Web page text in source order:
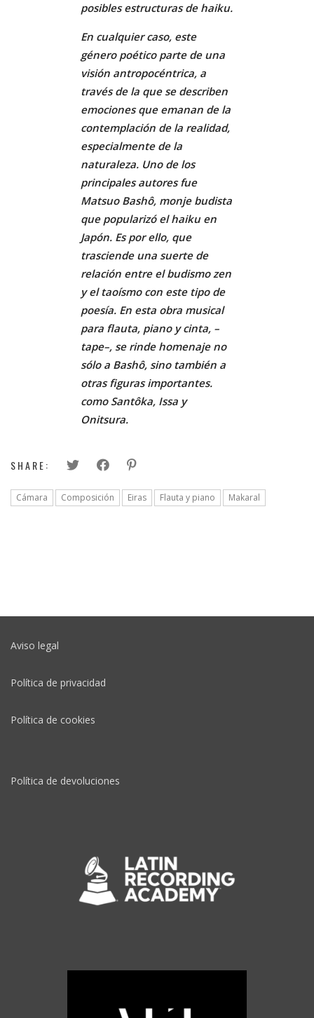
posibles estructuras de haiku.
En cualquier caso, este
género poético parte de una
visión antropocéntrica, a
través de la que se describen
emociones que emanan de la
contemplación de la realidad,
especialmente de la
naturaleza. Uno de los
principales autores fue
Matsuo Bashô, monje budista
que popularizó el haiku en
Japón. Es por ello, que
trasciende una suerte de
relación entre el budismo zen
y el taoísmo con este tipo de
poesía. En esta obra musical
para flauta, piano y cinta, –
tape–, se rinde homenaje no
sólo a Bashô, sino también a
otras figuras importantes.
como Santôka, Issa y
Onitsura.
SHARE:
Cámara Composición Eiras Flauta y piano Makaral
Aviso legal
Política de privacidad
Política de cookies
Política de devoluciones